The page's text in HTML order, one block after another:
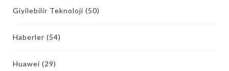
Giyilebilir Teknoloji (50)
Haberler (54)
Huawei (29)